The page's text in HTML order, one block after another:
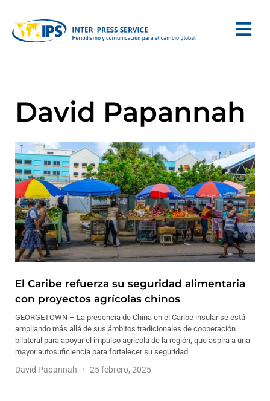
David Papannah
El Caribe refuerza su seguridad alimentaria
con proyectos agrícolas chinos
GEORGETOWN – La presencia de China en el Caribe insular se está
ampliando más allá de sus ámbitos tradicionales de cooperación
bilateral para apoyar el impulso agrícola de la región, que aspira a una
mayor autosuficiencia para fortalecer su seguridad
David Papannah 25 febrero, 2025